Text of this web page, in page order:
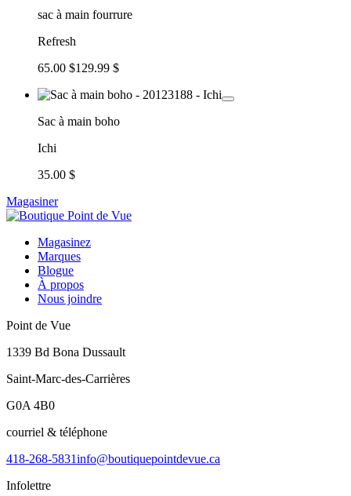
sac à main fourrure
Refresh
65.00 $129.99 $
Sac à main boho
Ichi
35.00 $
Magasiner
Magasinez
Marques
Blogue
À propos
Nous joindre
Point de Vue
1339 Bd Bona Dussault
Saint-Marc-des-Carrières
G0A 4B0
courriel & téléphone
418-268-5831info@boutiquepointdevue.ca
Infolettre